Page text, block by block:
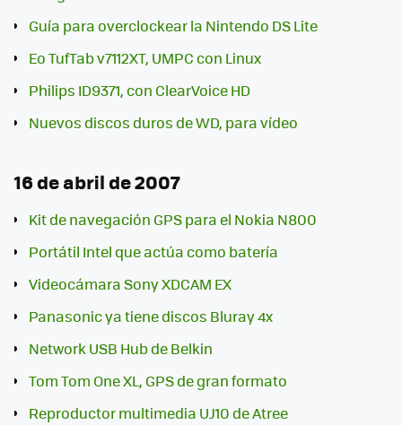
Guía para overclockear la Nintendo DS Lite
Eo TufTab v7112XT, UMPC con Linux
Philips ID9371, con ClearVoice HD
Nuevos discos duros de WD, para vídeo
16 de abril de 2007
Kit de navegación GPS para el Nokia N800
Portátil Intel que actúa como batería
Videocámara Sony XDCAM EX
Panasonic ya tiene discos Bluray 4x
Network USB Hub de Belkin
Tom Tom One XL, GPS de gran formato
Reproductor multimedia UJ10 de Atree